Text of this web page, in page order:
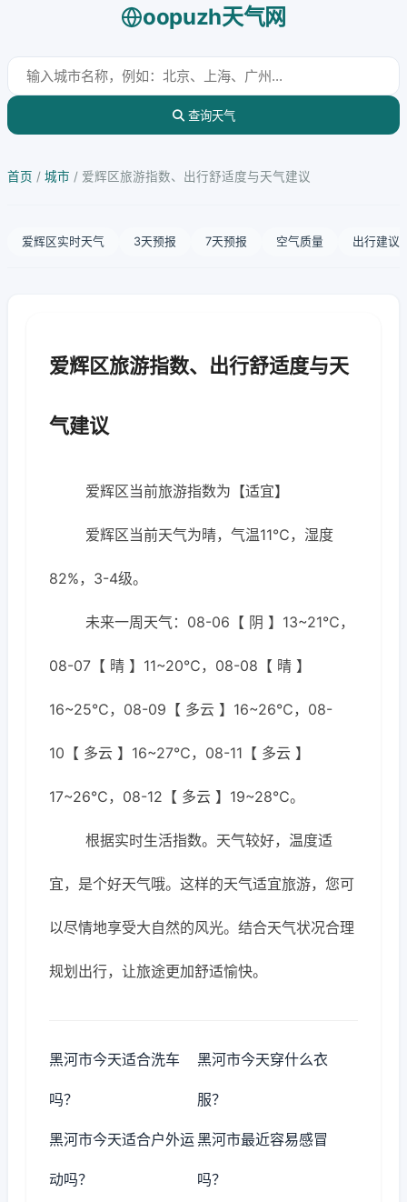
oopuzh天气网
查询天气
首页 / 城市 / 爱辉区旅游指数、出行舒适度与天气建议
爱辉区实时天气 3天预报 7天预报 空气质量 出行建议
爱辉区旅游指数、出行舒适度与天
气建议
爱辉区当前旅游指数为【适宜】
爱辉区当前天气为晴，气温11℃，湿度
82%，3-4级。
未来一周天气：08-06【 阴 】13~21℃，
08-07【 晴 】11~20℃，08-08【 晴 】
16~25℃，08-09【 多云 】16~26℃，08-
10【 多云 】16~27℃，08-11【 多云 】
17~26℃，08-12【 多云 】19~28℃。
根据实时生活指数。天气较好，温度适
宜，是个好天气哦。这样的天气适宜旅游，您可
以尽情地享受大自然的风光。结合天气状况合理
规划出行，让旅途更加舒适愉快。
黑河市今天适合洗车
吗？
黑河市今天穿什么衣
服？
黑河市今天适合户外运
动吗？
黑河市最近容易感冒
吗？